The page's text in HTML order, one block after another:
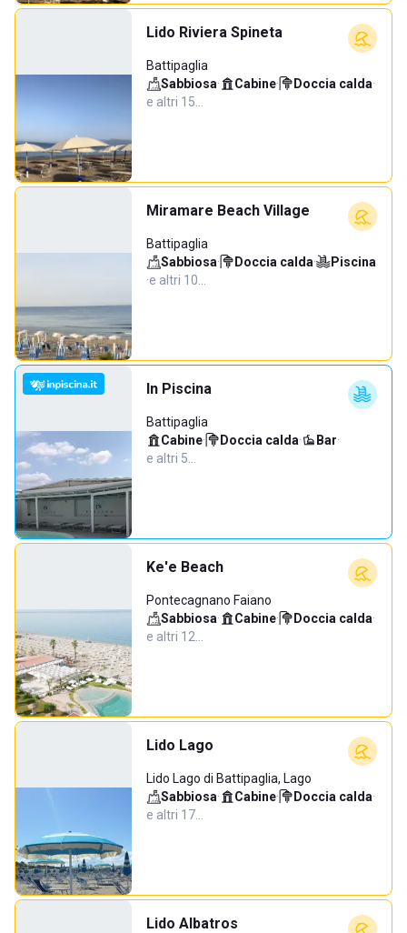
Lido Riviera Spineta
Battipaglia
Sabbiosa· Cabine· Doccia calda·
e altri 15…
Miramare Beach Village
Battipaglia
Sabbiosa· Doccia calda·
Piscina
·e altri 10…
In Piscina
Battipaglia
Cabine· Doccia calda· Bar·
e altri 5…
Ke'e Beach
Pontecagnano Faiano
Sabbiosa· Cabine· Doccia calda·
e altri 12…
Lido Lago
Lido Lago di Battipaglia, Lago
Sabbiosa· Cabine· Doccia calda·
e altri 17…
Lido Albatros